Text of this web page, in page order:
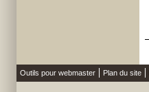
Outils pour webmaster Plan du site